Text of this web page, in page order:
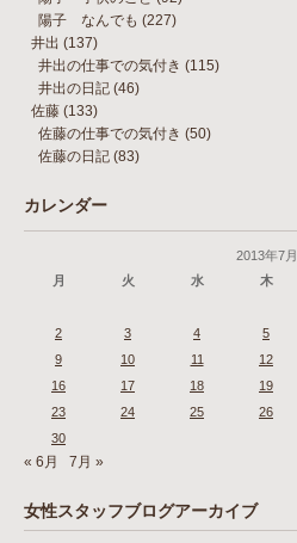
陽子 なんでも (227)
井出 (137)
井出の仕事での気付き (115)
井出の日記 (46)
佐藤 (133)
佐藤の仕事での気付き (50)
佐藤の日記 (83)
カレンダー
2013年7月
月
火 水 木
2
3 4 5
9
10 11 12
16
17 18 19
23
24 25 26
30
« 6月 7月 »
女性スタッフブログアーカイブ